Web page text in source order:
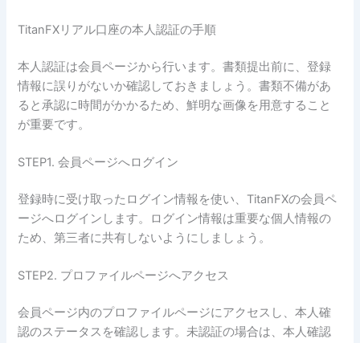
TitanFXリアル口座の本人認証の手順
本人認証は会員ページから行います。書類提出前に、登録
情報に誤りがないか確認しておきましょう。書類不備があ
ると承認に時間がかかるため、鮮明な画像を用意すること
が重要です。
STEP1. 会員ページへログイン
登録時に受け取ったログイン情報を使い、TitanFXの会員ペ
ージへログインします。ログイン情報は重要な個人情報の
ため、第三者に共有しないようにしましょう。
STEP2. プロファイルページへアクセス
会員ページ内のプロファイルページにアクセスし、本人確
認のステータスを確認します。未認証の場合は、本人確認